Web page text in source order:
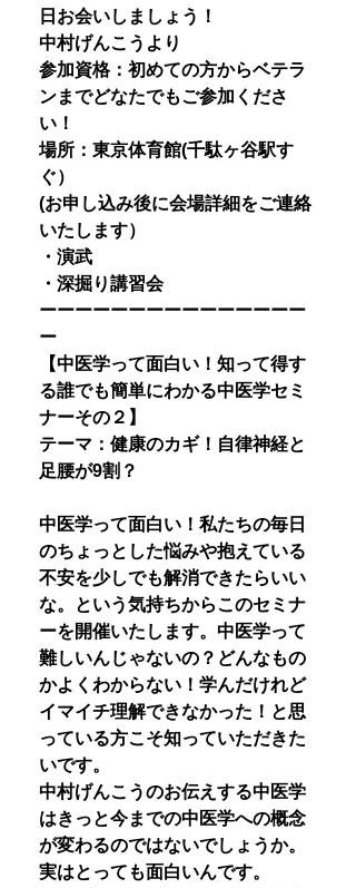
日お会いしましょう！
中村げんこうより
参加資格：初めての方からベテラ
ンまでどなたでもご参加くださ
い！
場所：東京体育館(千駄ヶ谷駅す
ぐ）
(お申し込み後に会場詳細をご連絡
いたします）
・演武
・深掘り講習会
ーーーーーーーーーーーーーーー
ー
【中医学って面白い！知って得す
る誰でも簡単にわかる中医学セミ
ナーその２】
テーマ：健康のカギ！自律神経と
足腰が9割？
中医学って面白い！私たちの毎日
のちょっとした悩みや抱えている
不安を少しでも解消できたらいい
な。という気持ちからこのセミナ
ーを開催いたします。中医学って
難しいんじゃないの？どんなもの
かよくわからない！学んだけれど
イマイチ理解できなかった！と思
っている方こそ知っていただきた
いです。
中村げんこうのお伝えする中医学
はきっと今までの中医学への概念
が変わるのではないでしょうか。
実はとっても面白いんです。